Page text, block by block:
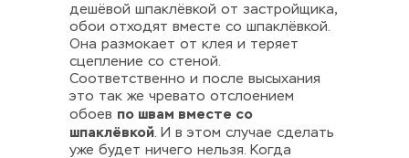
дешёвой шпаклёвкой от застройщика,
обои отходят вместе со шпаклёвкой.
Она размокает от клея и теряет
сцепление со стеной.
Соответственно и после высыхания
это так же чревато отслоением
обоев по швам вместе со
шпаклёвкой. И в этом случае сделать
уже будет ничего нельзя. Когда